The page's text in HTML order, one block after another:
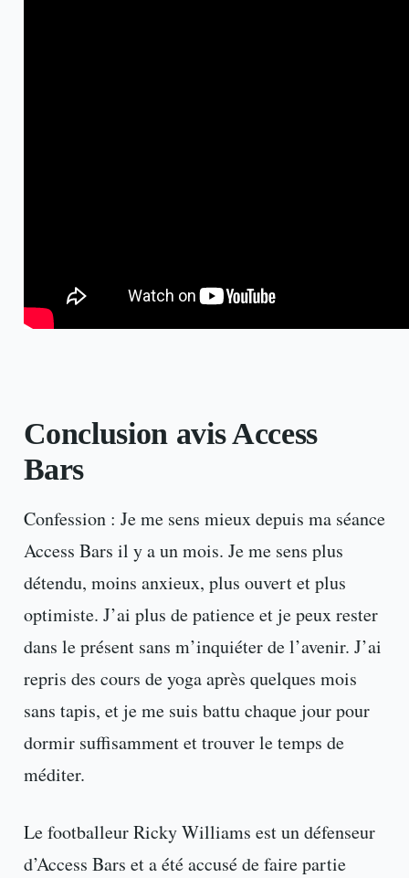
Conclusion avis Access
Bars
Confession : Je me sens mieux depuis ma séance
Access Bars il y a un mois. Je me sens plus
détendu, moins anxieux, plus ouvert et plus
optimiste. J’ai plus de patience et je peux rester
dans le présent sans m’inquiéter de l’avenir. J’ai
repris des cours de yoga après quelques mois
sans tapis, et je me suis battu chaque jour pour
dormir suffisamment et trouver le temps de
méditer.
Le footballeur Ricky Williams est un défenseur
d’Access Bars et a été accusé de faire partie